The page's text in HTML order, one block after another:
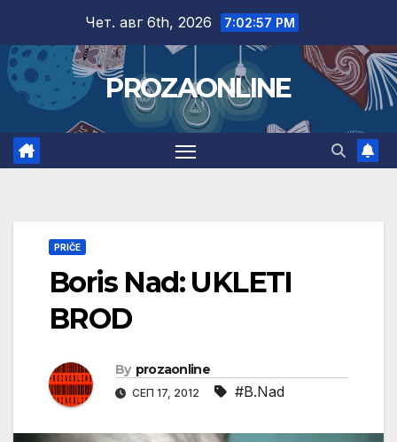
content
Чет. авг 6th, 2026 7:02:58 PM
PROZAONLINE
PRIČE
Boris Nad: UKLETI
BROD
By prozaonline
СЕП 17, 2012 #B.Nad